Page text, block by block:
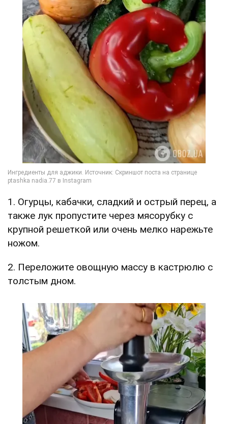
1. Огурцы, кабачки, сладкий и острый перец, а
также лук пропустите через мясорубку с
крупной решеткой или очень мелко нарежьте
ножом.
2. Переложите овощную массу в кастрюлю с
толстым дном.